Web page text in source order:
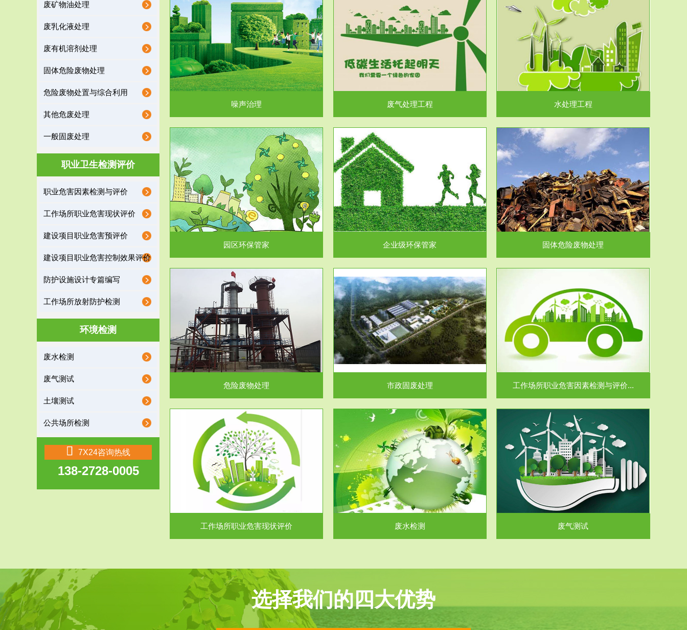
废矿物油处理
废乳化液处理
废有机溶剂处理
固体危险废物处理
危险废物处置与综合利用
其他危废处理
一般固废处理
职业卫生检测评价
职业危害因素检测与评价
工作场所职业危害现状评价
建设项目职业危害预评价
建设项目职业危害控制效果评价
防护设施设计专篇编写
工作场所放射防护检测
环境检测
废水检测
废气测试
土壤测试
公共场所检测
7X24咨询热线
138-2728-0005
服务范围
噪声治理
噪声治理
服务范围
废气处理工程
废气处理工程
服务范围
水处理工程
水处理工程
服务范围
园区环保管家
保护作用促进供给侧结...
园区环保管家
服务范围
企业级环保管家
排污许可证作为企业环保执法情况的一个重要依
据，其必要性及合规性...
企业级环保管家
服务范围
固体危险废物处理
固体废物解释：固体废物是指人们在生产建设、
日常生活和其他活动中...
固体危险废物处理
服务范围
危险废物处理
危险废物解释：根据《中华人民共和国固体废物
污染防治法》的规定，危...
危险废物处理
服务范围
市政固废处理
蔚蓝生态环境科技所从事的市政废物处理业务包
括市政废物的处理处...
市政固废处理
服务范围
工作场所职业危害因素检测与评价...
【检测评价意义】：全面了解工作场所职业病危
害因素分布与浓（强）度...
工作场所职业危害因素检测与评价...
服务范围
工作场所职业危害现状评价
工作场所职业危害现状评价
服务范围
废水检测
废水污水检测主要是对企业工厂在生产工艺过程
中排出的废水、污水...
废水检测
服务范围
废气测试
检测范围工业废气检测包括有机废气和无机废
气。有机废气主要包括...
废气测试
选择我们的四大优势